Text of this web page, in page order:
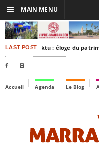
LAST POSTTimbuktu : éloge du
 
Accueil Agenda Le Blog
☰ MAIN MENU